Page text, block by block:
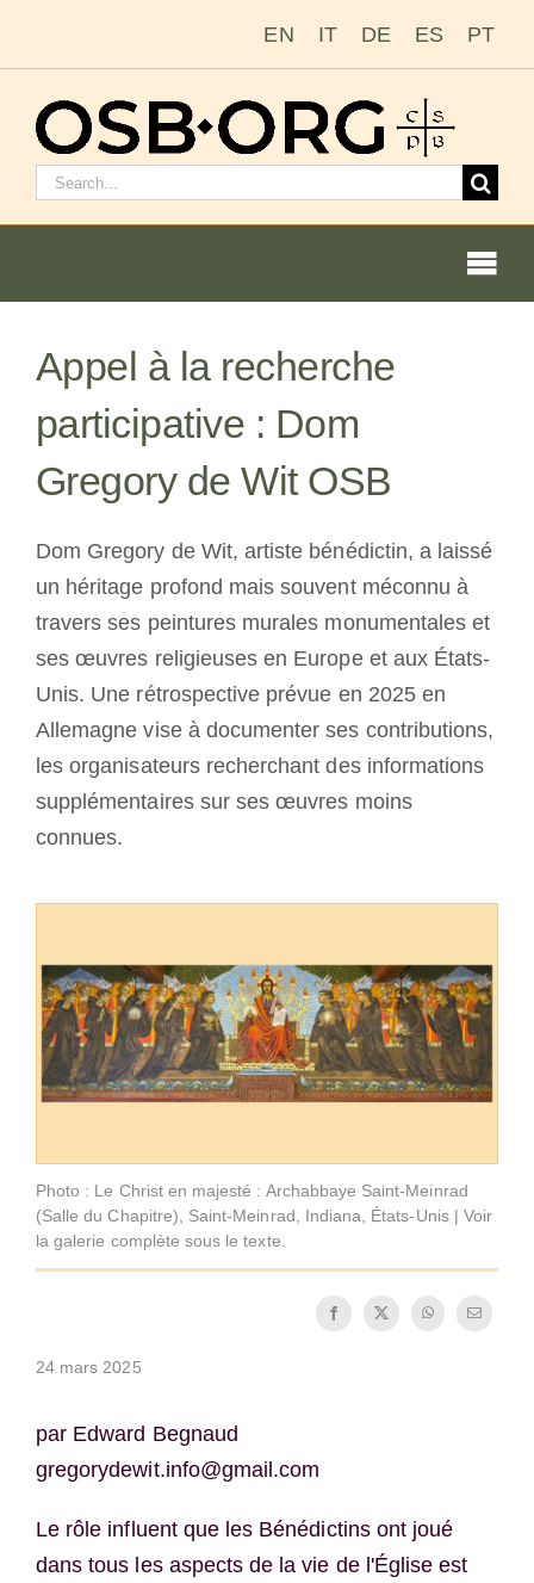
EN IT DE ES PT
Rechercher
Nos racines
L’ordre bénédictin
Devenir moine ou moniale
La médaille de Saint Benoît
Archives OSB.org
Appel à la recherche
participative : Dom
Gregory de Wit OSB
Dom Gregory de Wit, artiste bénédictin, a laissé
un héritage profond mais souvent méconnu à
travers ses peintures murales monumentales et
ses œuvres religieuses en Europe et aux États-
Unis. Une rétrospective prévue en 2025 en
Allemagne vise à documenter ses contributions,
les organisateurs recherchant des informations
supplémentaires sur ses œuvres moins
connues.
Photo : Le Christ en majesté : Archabbaye Saint-Meinrad
(Salle du Chapitre), Saint-Meinrad, Indiana, États-Unis | Voir
la galerie complète sous le texte.
24 mars 2025
par Edward Begnaud
gregorydewit.info@gmail.com
Le rôle influent que les Bénédictins ont joué
dans tous les aspects de la vie de l'Église est